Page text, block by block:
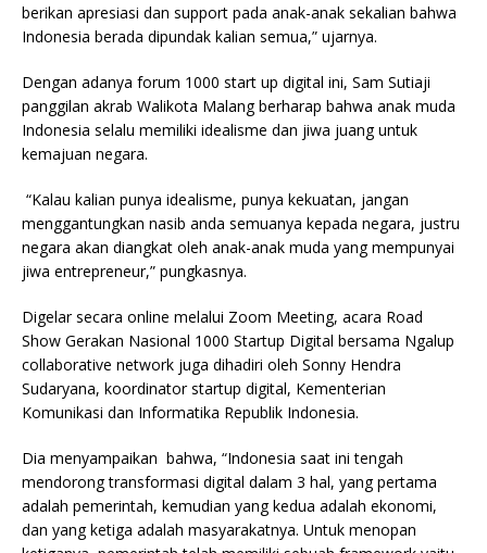
berikan apresiasi dan support pada anak-anak sekalian bahwa
Indonesia berada dipundak kalian semua,” ujarnya.
Dengan adanya forum 1000 start up digital ini, Sam Sutiaji
panggilan akrab Walikota Malang berharap bahwa anak muda
Indonesia selalu memiliki idealisme dan jiwa juang untuk
kemajuan negara.
“Kalau kalian punya idealisme, punya kekuatan, jangan
menggantungkan nasib anda semuanya kepada negara, justru
negara akan diangkat oleh anak-anak muda yang mempunyai
jiwa entrepreneur,” pungkasnya.
Digelar secara online melalui Zoom Meeting, acara Road
Show Gerakan Nasional 1000 Startup Digital bersama Ngalup
collaborative network juga dihadiri oleh Sonny Hendra
Sudaryana, koordinator startup digital, Kementerian
Komunikasi dan Informatika Republik Indonesia.
Dia menyampaikan bahwa, “Indonesia saat ini tengah
mendorong transformasi digital dalam 3 hal, yang pertama
adalah pemerintah, kemudian yang kedua adalah ekonomi,
dan yang ketiga adalah masyarakatnya. Untuk menopan